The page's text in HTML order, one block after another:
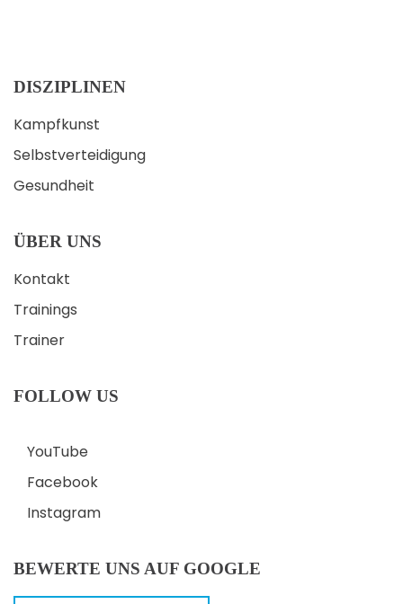
DISZIPLINEN
Kampfkunst
Selbstverteidigung
Gesundheit
ÜBER UNS
Kontakt
Trainings
Trainer
FOLLOW US
YouTube
Facebook
Instagram
BEWERTE UNS AUF GOOGLE